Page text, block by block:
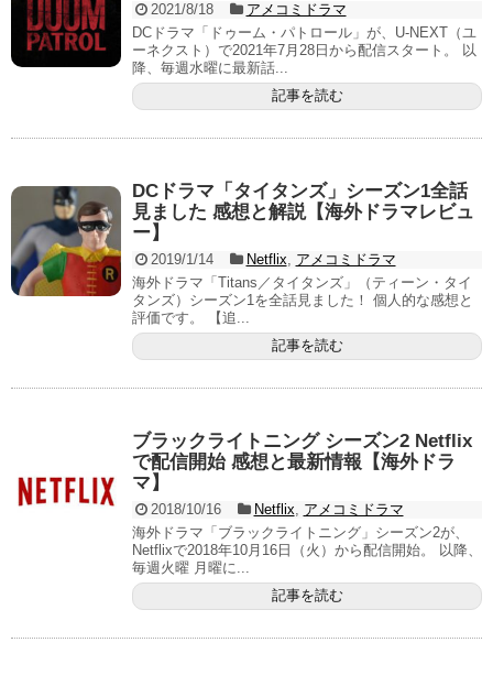
2021/8/18
アメコミドラマ
DCドラマ「ドゥーム・パトロール」が、U-NEXT（ユ
ーネクスト）で2021年7月28日から配信スタート。 以
降、毎週水曜に最新話...
記事を読む
DCドラマ「タイタンズ」シーズン1全話
見ました 感想と解説【海外ドラマレビュ
ー】
2019/1/14 Netflix, アメコミドラマ
海外ドラマ「Titans／タイタンズ」（ティーン・タイ
タンズ）シーズン1を全話見ました！ 個人的な感想と
評価です。 【追...
記事を読む
ブラックライトニング シーズン2 Netflix
で配信開始 感想と最新情報【海外ドラ
マ】
2018/10/16 Netflix, アメコミドラマ
海外ドラマ「ブラックライトニング」シーズン2が、
Netflixで2018年10月16日（火）から配信開始。 以降、
毎週火曜 月曜に...
記事を読む